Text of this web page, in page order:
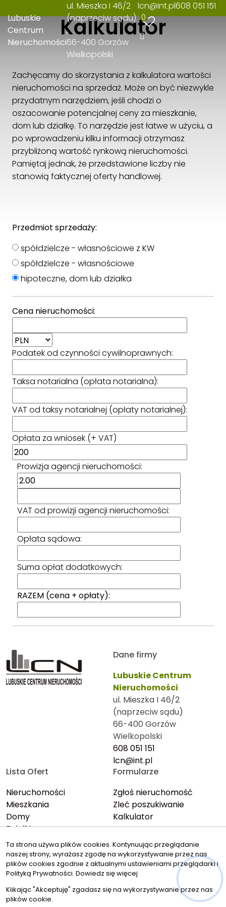
Lubuskie
Centrum
Nieruchomości
ul. Mieszka I 46/2
(naprzeciw sądu)
66-400 Gorzów
Wielkopolski
lcn@int.pl608 051 151
0
Kalkulator
Zachęcamy do skorzystania z kalkulatora wartości
nieruchomości na sprzedaż. Może on być niezwykle
przydatnym narzędziem, jeśli chodzi o
oszacowanie potencjalnej ceny za mieszkanie,
dom lub działkę. To narzędzie jest łatwe w użyciu, a
po wprowadzeniu kilku informacji otrzymasz
przybliżoną wartość rynkową nieruchomości.
Pamiętaj jednak, że przedstawione liczby nie
stanowią faktycznej oferty handlowej.
Przedmiot sprzedaży:
spółdzielcze - własnościowe z KW
spółdzielcze - własnościowe
hipoteczne, dom lub działka
Cena nieruchomości:
Podatek od czynności cywilnoprawnych:
Taksa notarialna (opłata notarialna):
VAT od taksy notarialnej (opłaty notarialnej):
Opłata za wniosek (+ VAT)
Prowizja agencji nieruchomości:
VAT od prowizji agencji nieruchomości:
Opłata sądowa:
Suma opłat dodatkowych:
RAZEM (cena + opłaty):
Dane firmy
Lubuskie Centrum
Nieruchomości
ul. Mieszka I 46/2
(naprzeciw sądu)
66-400 Gorzów
Wielkopolski
608 051 151
lcn@int.pl
Lista Ofert
Nieruchomości
Mieszkania
Domy
Działki
Lokale
Oferty specjalne
Formularze
Zgłoś nieruchomość
Zleć poszukiwanie
Kalkulator
Znajdziesz nas tu
Ta strona używa plików cookies. Kontynuując przeglądanie
naszej strony, wyrażasz zgodę na wykorzystywanie przez nas
plików cookies zgodnie z aktualnymi ustawieniami przeglądarki i
Polityką Prywatności. Dowiedz się więcej
Klikając "Akceptuję" zgadasz się na wykorzystywanie przez nas
plików cookie.